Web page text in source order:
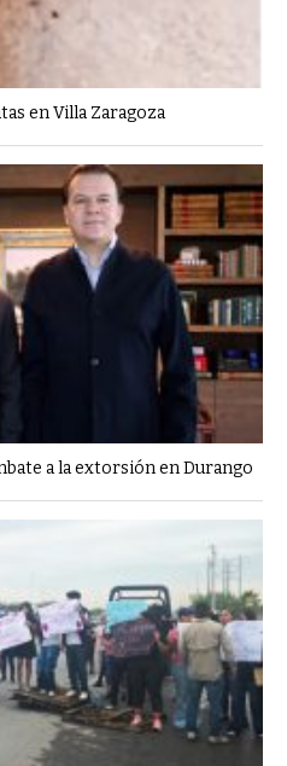
en Villa Zaragoza
a la extorsión en Durango